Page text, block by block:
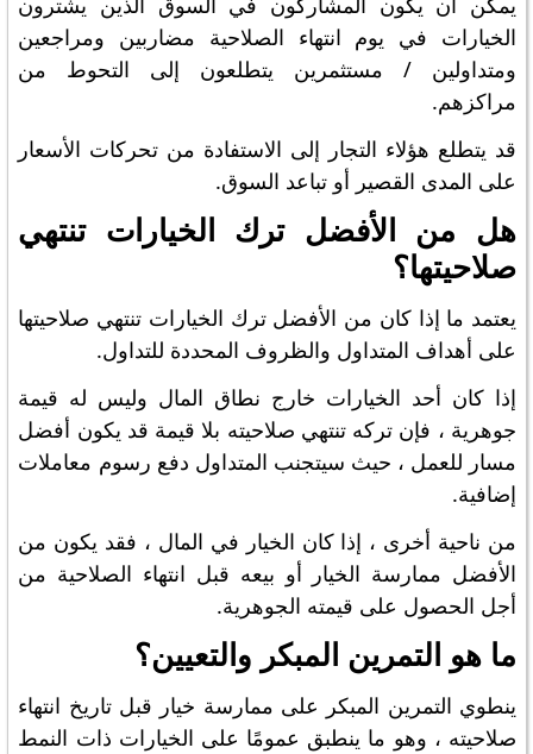
الخيارات في يوم انتهاء الصلاحية مضاربين ومراجعين
ومتداولين / مستثمرين يتطلعون إلى التحوط من
مراكزهم.
قد يتطلع هؤلاء التجار إلى الاستفادة من تحركات الأسعار
على المدى القصير أو تباعد السوق.
هل من الأفضل ترك الخيارات تنتهي
صلاحيتها؟
يعتمد ما إذا كان من الأفضل ترك الخيارات تنتهي صلاحيتها
على أهداف المتداول والظروف المحددة للتداول.
إذا كان أحد الخيارات خارج نطاق المال وليس له قيمة
جوهرية ، فإن تركه تنتهي صلاحيته بلا قيمة قد يكون أفضل
مسار للعمل ، حيث سيتجنب المتداول دفع رسوم معاملات
إضافية.
من ناحية أخرى ، إذا كان الخيار في المال ، فقد يكون من
الأفضل ممارسة الخيار أو بيعه قبل انتهاء الصلاحية من
أجل الحصول على قيمته الجوهرية.
ما هو التمرين المبكر والتعيين؟
ينطوي التمرين المبكر على ممارسة خيار قبل تاريخ انتهاء
صلاحيته ، وهو ما ينطبق عمومًا على الخيارات ذات النمط